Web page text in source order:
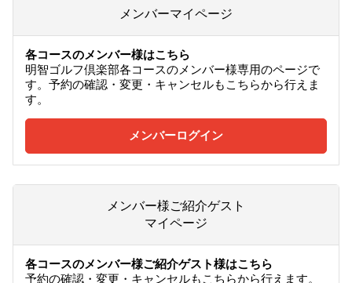
メンバーマイページ
各コースのメンバー様はこちら
明智ゴルフ倶楽部各コースのメンバー様専用のページで
す。予約の確認・変更・キャンセルもこちらから行えま
す。
メンバーログイン
メンバー様ご紹介ゲスト
マイページ
各コースのメンバー様ご紹介ゲスト様はこちら
予約の確認・変更・キャンセルもこちらから行えます。